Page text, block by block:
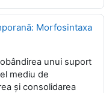
Morfosintaxa
unui suport
mediu de
şi consolidarea